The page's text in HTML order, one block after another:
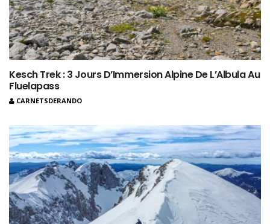
Kesch Trek : 3 Jours D’Immersion Alpine De L’Albula Au
Fluelapass
CARNETSDERANDO